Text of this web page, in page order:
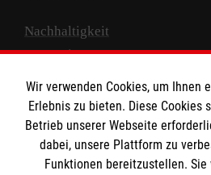
Nachhaltigkeit
Prävention
Compliance
Transparenz
Spenden und Helfen
Spendenkonto
Wir verwenden Cookies, um Ihnen
Erlebnis zu bieten. Diese Cookies
Betrieb unserer Webseite
dabei, unsere Plattform zu
Funktionen bereitzustellen. Sie